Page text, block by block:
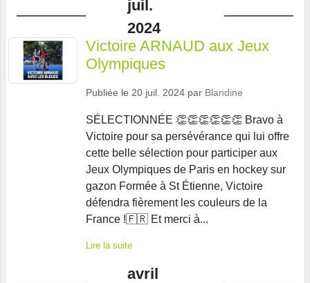
juil.
2024
Victoire ARNAUD aux Jeux
Olympiques
Publiée le 20 juil. 2024 par Blandine
SÉLECTIONNÉE 👏👏👏👏👏👏 Bravo à
Victoire pour sa persévérance qui lui offre
cette belle sélection pour participer aux
Jeux Olympiques de Paris en hockey sur
gazon Formée à St Étienne, Victoire
défendra fièrement les couleurs de la
France !🇫🇷 Et merci à...
Lire la suite
avril